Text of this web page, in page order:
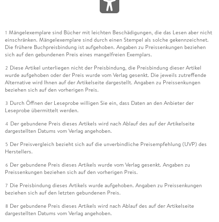
1 Mängelexemplare sind Bücher mit leichten Beschädigungen, die das Lesen aber nicht
einschränken. Mängelexemplare sind durch einen Stempel als solche gekennzeichnet.
Die frühere Buchpreisbindung ist aufgehoben. Angaben zu Preissenkungen beziehen
sich auf den gebundenen Preis eines mangelfreien Exemplars.
2 Diese Artikel unterliegen nicht der Preisbindung, die Preisbindung dieser Artikel
wurde aufgehoben oder der Preis wurde vom Verlag gesenkt. Die jeweils zutreffende
Alternative wird Ihnen auf der Artikelseite dargestellt. Angaben zu Preissenkungen
beziehen sich auf den vorherigen Preis.
3 Durch Öffnen der Leseprobe willigen Sie ein, dass Daten an den Anbieter der
Leseprobe übermittelt werden.
4 Der gebundene Preis dieses Artikels wird nach Ablauf des auf der Artikelseite
dargestellten Datums vom Verlag angehoben.
5 Der Preisvergleich bezieht sich auf die unverbindliche Preisempfehlung (UVP) des
Herstellers.
6 Der gebundene Preis dieses Artikels wurde vom Verlag gesenkt. Angaben zu
Preissenkungen beziehen sich auf den vorherigen Preis.
7 Die Preisbindung dieses Artikels wurde aufgehoben. Angaben zu Preissenkungen
beziehen sich auf den letzten gebundenen Preis.
8 Der gebundene Preis dieses Artikels wird nach Ablauf des auf der Artikelseite
dargestellten Datums vom Verlag angehoben.